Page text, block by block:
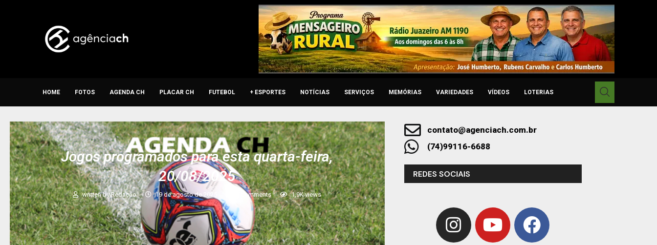
HOME FOTOS AGENDA CH PLACAR CH FUTEBOL + ESPORTES NOTÍCIAS SERVIÇOS MEMÓRIAS VARIEDADES VÍDEOS LOTERIAS
Jogos programados para esta quarta-feira,
20/08/2025
written byRedação 19 de agosto de 2025 0 comments 1,9Kviews
contato@agenciach.com.br
(74)99116-6688
REDES SOCIAIS